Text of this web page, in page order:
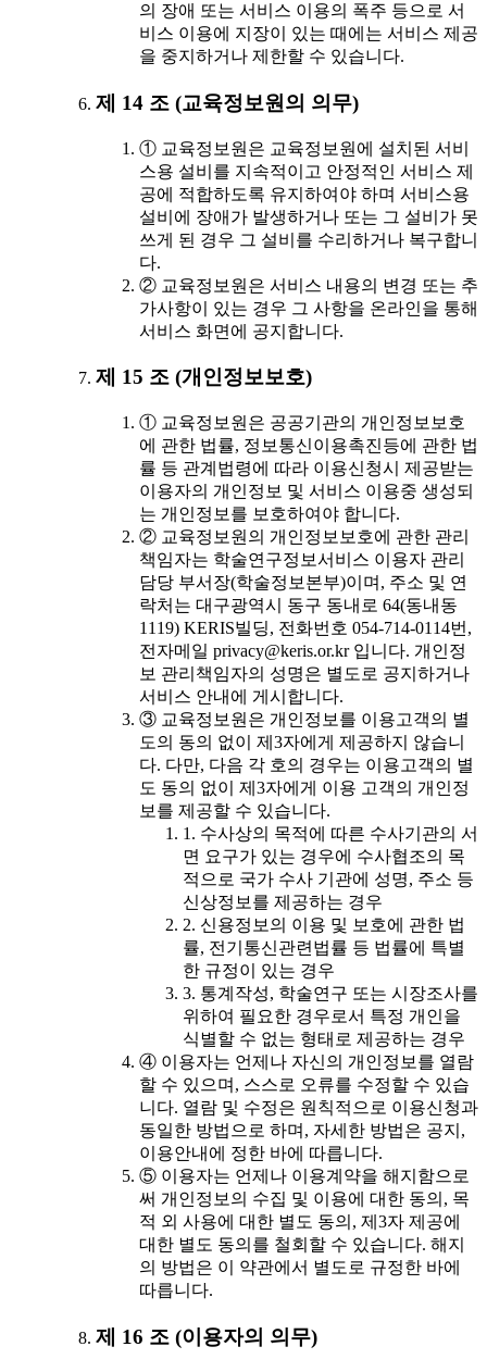
의 장애 또는 서비스 이용의 폭주 등으로 서
비스 이용에 지장이 있는 때에는 서비스 제공
을 중지하거나 제한할 수 있습니다.
제 14 조 (교육정보원의 의무)
① 교육정보원은 교육정보원에 설치된 서비
스용 설비를 지속적이고 안정적인 서비스 제
공에 적합하도록 유지하여야 하며 서비스용
설비에 장애가 발생하거나 또는 그 설비가 못
쓰게 된 경우 그 설비를 수리하거나 복구합니
다.
② 교육정보원은 서비스 내용의 변경 또는 추
가사항이 있는 경우 그 사항을 온라인을 통해
서비스 화면에 공지합니다.
제 15 조 (개인정보보호)
① 교육정보원은 공공기관의 개인정보보호
에 관한 법률, 정보통신이용촉진등에 관한 법
률 등 관계법령에 따라 이용신청시 제공받는
이용자의 개인정보 및 서비스 이용중 생성되
는 개인정보를 보호하여야 합니다.
② 교육정보원의 개인정보보호에 관한 관리
책임자는 학술연구정보서비스 이용자 관리
담당 부서장(학술정보본부)이며, 주소 및 연
락처는 대구광역시 동구 동내로 64(동내동
1119) KERIS빌딩, 전화번호 054-714-0114번,
전자메일 privacy@keris.or.kr 입니다. 개인정
보 관리책임자의 성명은 별도로 공지하거나
서비스 안내에 게시합니다.
③ 교육정보원은 개인정보를 이용고객의 별
도의 동의 없이 제3자에게 제공하지 않습니
다. 다만, 다음 각 호의 경우는 이용고객의 별
도 동의 없이 제3자에게 이용 고객의 개인정
보를 제공할 수 있습니다.
1. 수사상의 목적에 따른 수사기관의 서
면 요구가 있는 경우에 수사협조의 목
적으로 국가 수사 기관에 성명, 주소 등
신상정보를 제공하는 경우
2. 신용정보의 이용 및 보호에 관한 법
률, 전기통신관련법률 등 법률에 특별
한 규정이 있는 경우
3. 통계작성, 학술연구 또는 시장조사를
위하여 필요한 경우로서 특정 개인을
식별할 수 없는 형태로 제공하는 경우
④ 이용자는 언제나 자신의 개인정보를 열람
할 수 있으며, 스스로 오류를 수정할 수 있습
니다. 열람 및 수정은 원칙적으로 이용신청과
동일한 방법으로 하며, 자세한 방법은 공지,
이용안내에 정한 바에 따릅니다.
⑤ 이용자는 언제나 이용계약을 해지함으로
써 개인정보의 수집 및 이용에 대한 동의, 목
적 외 사용에 대한 별도 동의, 제3자 제공에
대한 별도 동의를 철회할 수 있습니다. 해지
의 방법은 이 약관에서 별도로 규정한 바에
따릅니다.
제 16 조 (이용자의 의무)